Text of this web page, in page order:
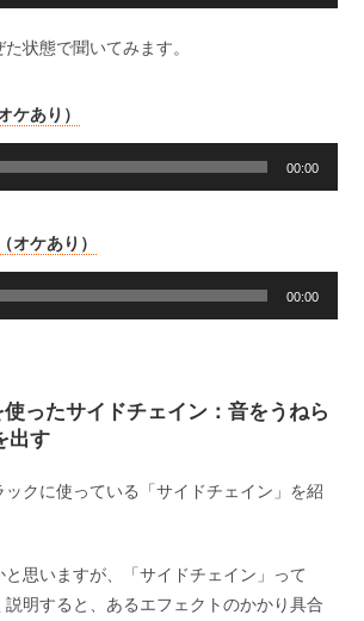
レ
ー
状態で聞いてみます。
ケあり）
声
プ
レ
ヤ
ー
00:00
オケあり）
声
プ
レ
ー
00:00
ったサイドチェイン：音をうねら
出す
クに使っている「サイドチェイン」を紹
と思いますが、「サイドチェイン」って
明すると、あるエフェクトのかかり具合